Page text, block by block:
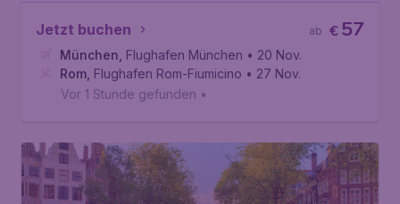
Jetzt buchen €57
ab
München Flughafen München • 20 Nov.
Rom Flughafen Rom-Fiumicino • 27 Nov.
Vor 1 Stunde gefunden •